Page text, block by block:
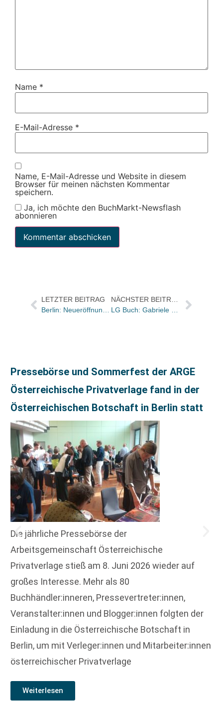
Name *
E-Mail-Adresse *
Name, E-Mail-Adresse und Website in diesem
Browser für meinen nächsten Kommentar
speichern.
Ja, ich möchte den BuchMarkt-Newsflash
abonnieren
LETZTER BEITRAG
Berlin: Neueröffnung der Kinderbuchhandlung „Siebenpunkt“
NÄCHSTER BEITRAG
LG Buch: Gabriele Wörner als Aufsichtsratvorsitzende und Aufsichtsratsmitglied zurückgetreten
Pressebörse und Sommerfest der ARGE
Österreichische Privatverlage fand in der
Österreichischen Botschaft in Berlin statt
Die jährliche Pressebörse der
Arbeitsgemeinschaft Österreichische
Privatverlage stieß am 8. Juni 2026 wieder auf
großes Interesse. Mehr als 80
Buchhändler:inneren, Pressevertreter:innen,
Veranstalter:innen und Blogger:innen folgten der
Einladung in die Österreichische Botschaft in
Berlin, um mit Verleger:innen und Mitarbeiter:innen
österreichischer Privatverlage
Weiterlesen